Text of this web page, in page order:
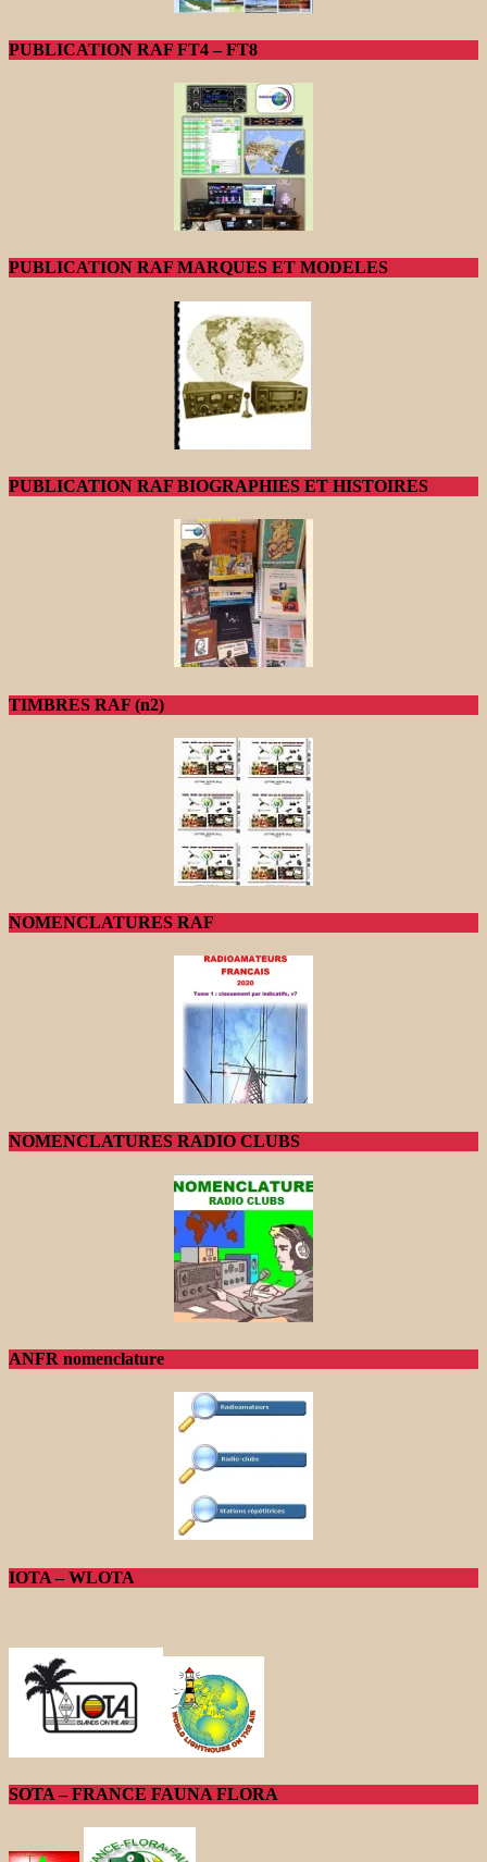
PUBLICATION RAF FT4 – FT8
PUBLICATION RAF MARQUES ET MODELES
PUBLICATION RAF BIOGRAPHIES ET HISTOIRES
TIMBRES RAF (n2)
NOMENCLATURES RAF
NOMENCLATURES RADIO CLUBS
ANFR nomenclature
IOTA – WLOTA
SOTA – FRANCE FAUNA FLORA